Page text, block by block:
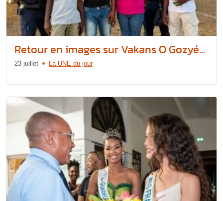
Retour en images sur Vakans O Gozyé...
23 juillet La UNE du jour